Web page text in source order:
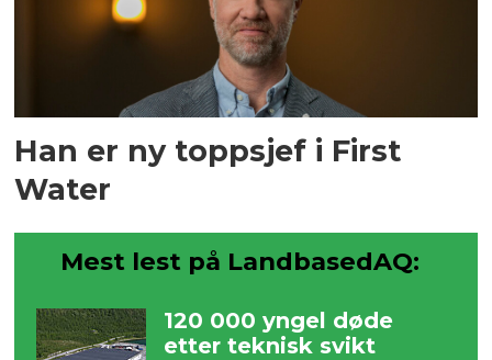
Han er ny toppsjef i First
Water
Mest lest på LandbasedAQ:
120 000 yngel døde
etter teknisk svikt